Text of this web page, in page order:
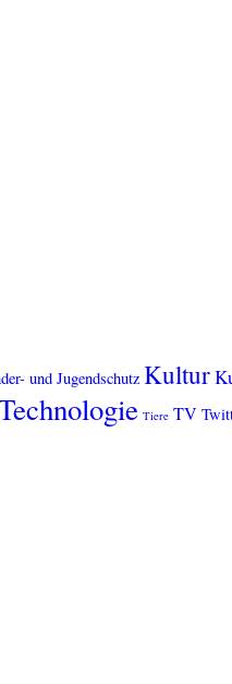
und Jugendschutz Kultur
Tiere TV